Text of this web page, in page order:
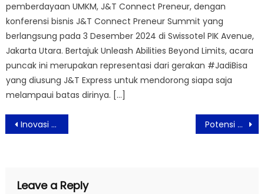
pemberdayaan UMKM, J&T Connect Preneur, dengan
konferensi bisnis J&T Connect Preneur Summit yang
berlangsung pada 3 Desember 2024 di Swissotel PIK Avenue,
Jakarta Utara. Bertajuk Unleash Abilities Beyond Limits, acara
puncak ini merupakan representasi dari gerakan #JadiBisa
yang diusung J&T Express untuk mendorong siapa saja
melampaui batas dirinya. […]
Post
navigation
Inovasi Terbaru lancome Rénergie H.C.F Triple Serum Potensi Artificial Intelligence Di Indonesia
Leave a Reply